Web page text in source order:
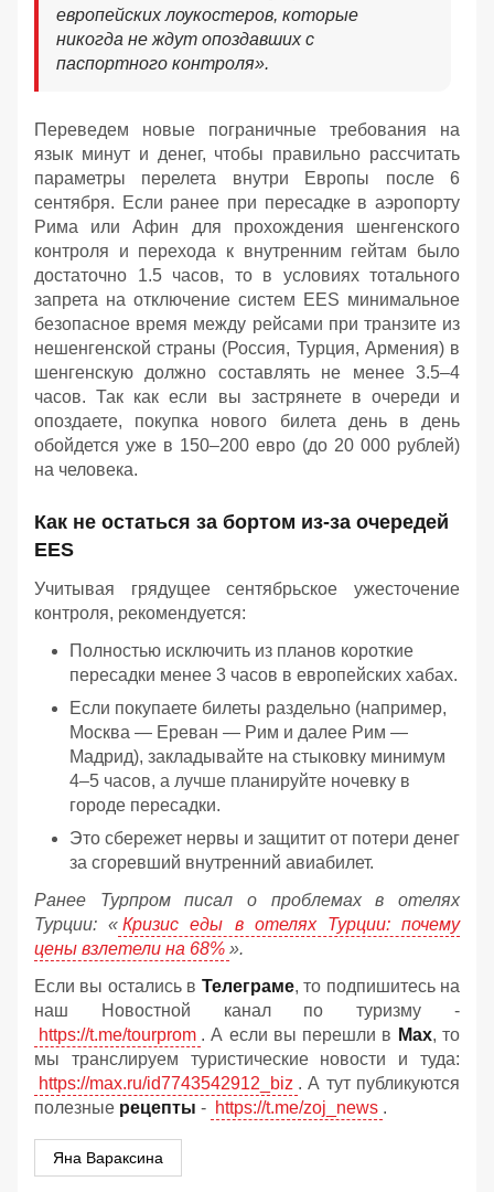
европейских лоукостеров, которые
никогда не ждут опоздавших с
паспортного контроля».
Переведем новые пограничные требования на
язык минут и денег, чтобы правильно рассчитать
параметры перелета внутри Европы после 6
сентября. Если ранее при пересадке в аэропорту
Рима или Афин для прохождения шенгенского
контроля и перехода к внутренним гейтам было
достаточно 1.5 часов, то в условиях тотального
запрета на отключение систем EES минимальное
безопасное время между рейсами при транзите из
нешенгенской страны (Россия, Турция, Армения) в
шенгенскую должно составлять не менее 3.5–4
часов. Так как если вы застрянете в очереди и
опоздаете, покупка нового билета день в день
обойдется уже в 150–200 евро (до 20 000 рублей)
на человека.
Как не остаться за бортом из-за очередей
EES
Учитывая грядущее сентябрьское ужесточение
контроля, рекомендуется:
Полностью исключить из планов короткие
пересадки менее 3 часов в европейских хабах.
Если покупаете билеты раздельно (например,
Москва — Ереван — Рим и далее Рим —
Мадрид), закладывайте на стыковку минимум
4–5 часов, а лучше планируйте ночевку в
городе пересадки.
Это сбережет нервы и защитит от потери денег
за сгоревший внутренний авиабилет.
Ранее Турпром писал о проблемах в отелях
Турции: « Кризис еды в отелях Турции: почему
цены взлетели на 68% ».
Если вы остались в Телеграме, то подпишитесь на
наш Новостной канал по туризму -
https://t.me/tourprom . А если вы перешли в Мах, то
мы транслируем туристические новости и туда:
https://max.ru/id7743542912_biz . А тут публикуются
полезные рецепты - https://t.me/zoj_news .
Яна Вараксина